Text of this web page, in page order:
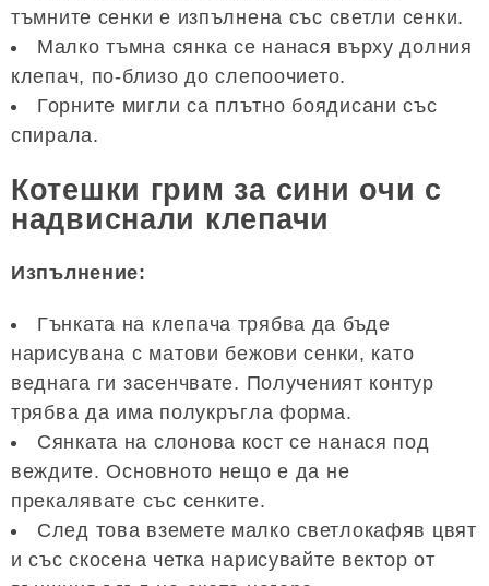
тъмните сенки е изпълнена със светли сенки.
Малко тъмна сянка се нанася върху долния
клепач, по-близо до слепоочието.
Горните мигли са плътно боядисани със
спирала.
Котешки грим за сини очи с
надвиснали клепачи
Изпълнение:
Гънката на клепача трябва да бъде
нарисувана с матови бежови сенки, като
веднага ги засенчвате. Полученият контур
трябва да има полукръгла форма.
Сянката на слонова кост се нанася под
веждите. Основното нещо е да не
прекалявате със сенките.
След това вземете малко светлокафяв цвят
и със скосена четка нарисувайте вектор от